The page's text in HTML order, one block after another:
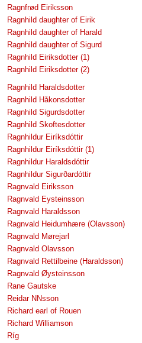
Ragnfrød Eiriksson
Ragnhild daughter of Eirik
Ragnhild daughter of Harald
Ragnhild daughter of Sigurd
Ragnhild Eiriksdotter (1)
Ragnhild Eiriksdotter (2)
Ragnhild Haraldsdotter
Ragnhild Håkonsdotter
Ragnhild Sigurdsdotter
Ragnhild Skoftesdotter
Ragnhildur Eiríksdóttir
Ragnhildur Eiríksdóttir (1)
Ragnhildur Haraldsdóttir
Ragnhildur Sigurðardóttir
Ragnvald Eiriksson
Ragnvald Eysteinsson
Ragnvald Haraldsson
Ragnvald Heidumhære (Olavsson)
Ragnvald Mørejarl
Ragnvald Olavsson
Ragnvald Rettilbeine (Haraldsson)
Ragnvald Øysteinsson
Rane Gautske
Reidar NNsson
Richard earl of Rouen
Richard Williamson
Ríg